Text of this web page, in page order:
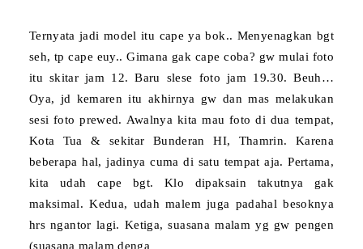
Ternyata jadi model itu cape ya bok.. Menyenagkan bgt
seh, tp cape euy.. Gimana gak cape coba? gw mulai foto
itu skitar jam 12. Baru slese foto jam 19.30. Beuh…
Oya, jd kemaren itu akhirnya gw dan mas melakukan
sesi foto prewed. Awalnya kita mau foto di dua tempat,
Kota Tua & sekitar Bunderan HI, Thamrin. Karena
beberapa hal, jadinya cuma di satu tempat aja. Pertama,
kita udah cape bgt. Klo dipaksain takutnya gak
maksimal. Kedua, udah malem juga padahal besoknya
hrs ngantor lagi. Ketiga, suasana malam yg gw pengen
(suasana malam denga